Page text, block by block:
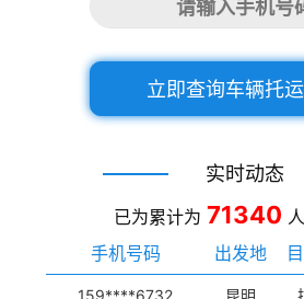
立即查询车辆托
实时动态
已为累计为 71340
手机号码
出发地